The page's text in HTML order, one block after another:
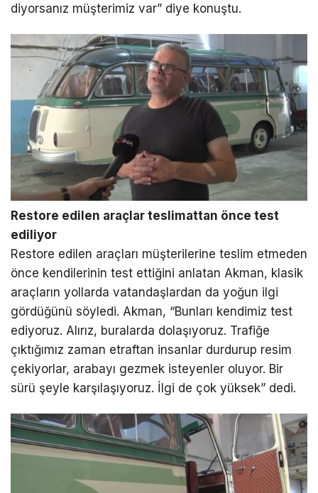
diyorsanız müşterimiz var” diye konuştu.
Restore edilen araçlar teslimattan önce test
ediliyor
Restore edilen araçları müşterilerine teslim etmeden
önce kendilerinin test ettiğini anlatan Akman, klasik
araçların yollarda vatandaşlardan da yoğun ilgi
gördüğünü söyledi. Akman, “Bunları kendimiz test
ediyoruz. Alırız, buralarda dolaşıyoruz. Trafiğe
çıktığımız zaman etraftan insanlar durdurup resim
çekiyorlar, arabayı gezmek isteyenler oluyor. Bir
sürü şeyle karşılaşıyoruz. İlgi de çok yüksek” dedi.